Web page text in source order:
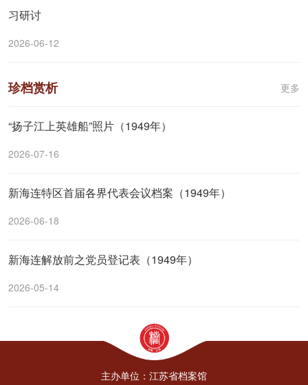
习研讨
2026-06-12
珍档赏析 更多
“扬子江上英雄船”照片（1949年）
2026-07-16
新海连特区首届各界代表会议档案（1949年）
2026-06-18
新海连解放前之党员登记表（1949年）
2026-05-14
主办单位：江苏省档案馆